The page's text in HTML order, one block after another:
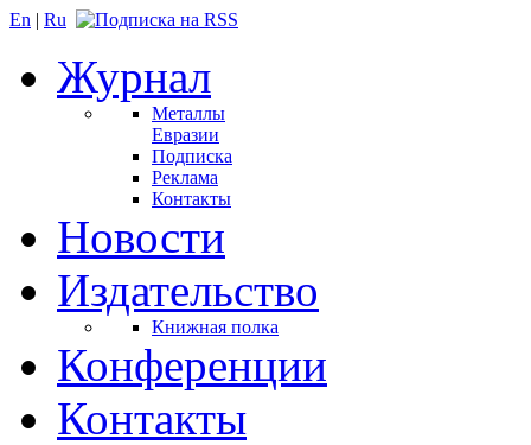
En | Ru
Журнал
Металлы
Евразии
Подписка
Реклама
Контакты
Новости
Издательство
Книжная полка
Конференции
Контакты